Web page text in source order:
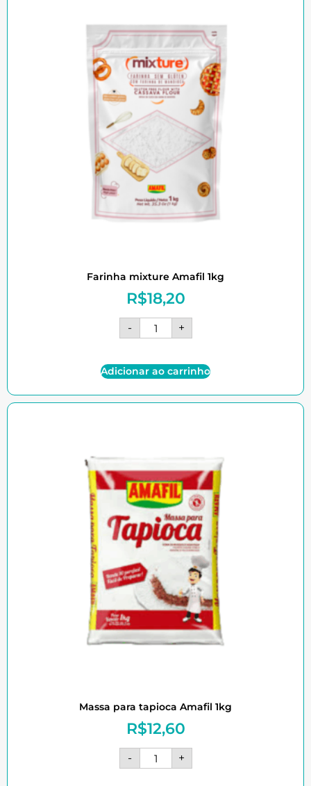
Farinha mixture Amafil 1kg
R$18,20
- +
Adicionar ao carrinho
Massa para tapioca Amafil 1kg
R$12,60
- +